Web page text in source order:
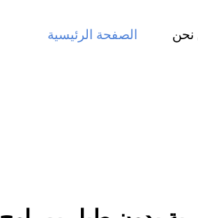
الصفحة الرئيسية نحن